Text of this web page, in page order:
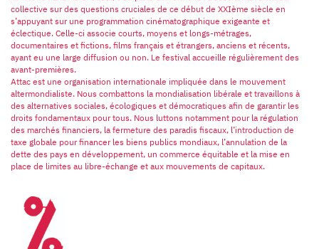
collective sur des questions cruciales de ce début de XXIème siècle en
s’appuyant sur une programmation cinématographique exigeante et
éclectique. Celle-ci associe courts, moyens et longs-métrages,
documentaires et fictions, films français et étrangers, anciens et récents,
ayant eu une large diffusion ou non. Le festival accueille régulièrement des
avant-premières.
Attac est une organisation internationale impliquée dans le mouvement
altermondialiste. Nous combattons la mondialisation libérale et travaillons à
des alternatives sociales, écologiques et démocratiques afin de garantir les
droits fondamentaux pour tous. Nous luttons notamment pour la régulation
des marchés financiers, la fermeture des paradis fiscaux, l’introduction de
taxe globale pour financer les biens publics mondiaux, l’annulation de la
dette des pays en développement, un commerce équitable et la mise en
place de limites au libre-échange et aux mouvements de capitaux.